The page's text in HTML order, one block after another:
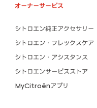
オーナーサービス
シトロエン純正アクセサリー
シトロエン・フレックスケア
シトロエン・アシスタンス
シトロエンサービスストア
MyCitroënアプリ